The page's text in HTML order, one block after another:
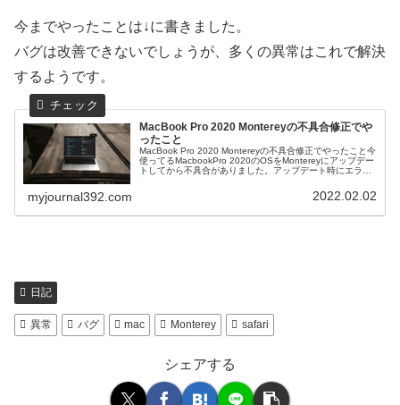
今までやったことは↓に書きました。
バグは改善できないでしょうが、多くの異常はこれで解決
するようです。
MacBook Pro 2020 Montereyの不具合修正でや
ったこと
MacBook Pro 2020 Montereyの不具合修正でやったこと今
使ってるMacbookPro 2020のOSをMontereyにアップデー
トしてから不具合がありました。アップデート時にエラー
myjournal392.com 2022.02.02
日記
異常 バグ mac Monterey safari
シェアする